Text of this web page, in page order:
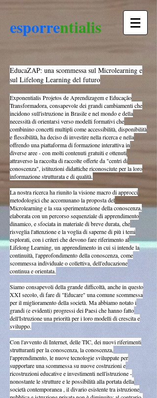
esporrentialis
EducaZAP: una scommessa sul Microlearning e
sul Lifelong Learning del futuro
Exponentialis Projetos de Aprendizagem e Educação
Transformadora, consapevole dei grandi cambiamenti che
incidono sull'istruzione in Brasile e nel mondo e della
necessità di orientarsi verso modelli formativi che
combinino concetti multipli come accessibilità, disponibilità
e flessibilità, ha deciso di investire nella ricerca e nella
offrendo una piattaforma di formazione interattiva in
diverse aree - con molti contenuti gratuiti e ottenuti
attraverso la raccolta di raccolte offerte da "centri di
conoscenza", istituzioni didattiche riconosciute per la loro
informazione strutturata e di qualità.
La nostra ricerca ha riunito la visione macro di approcci
metodologici che accomunano la proposta del
Microlearning e la sua sperimentazione della conoscenza,
elaborata con un percorso sequenziale di apprendimento
dinamico, e sfociata in materiale di breve durata, che
risveglia l'attenzione e la voglia di saperne di più i temi
esplorati, con i criteri che devono fare riferimento al
Lifelong Learning, un apprendimento in cui si intende la
continuità, l'approfondimento della conoscenza, come
scommessa individuale o collettiva, dell'educazione
continua e orientata.
Siamo consapevoli della grande difficoltà, anche in questo
XXI secolo, di fare di "Educare" una comune scommessa
per il miglioramento della società. Ma abbiamo notato i
grandi (e evidenti) progressi dei Paesi che hanno fatto
dell'Istruzione una priorità per i loro modelli di crescita e
sviluppo.
Con l'avvento di Internet, delle TIC, dei nuovi riferimenti
strutturanti per la conoscenza, la conoscenza,
l'apprendimento, le nuove tecnologie sviluppate per
supportare una scommessa su nuove costruzioni e
ricostruzioni educative e investimenti nell'istruzione -
nonostante le strutture e le possibilità alla portata della
società contemporanea , il divario esistente tra istruzione